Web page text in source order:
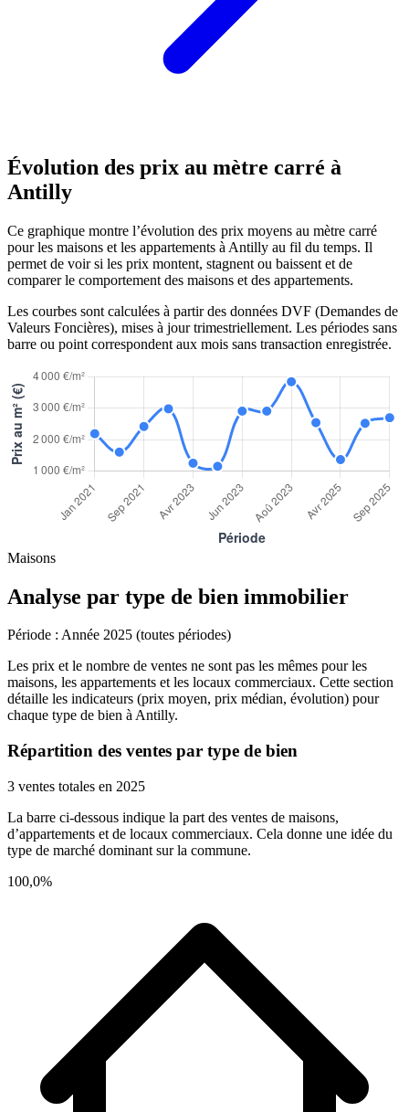
Évolution des prix au mètre carré à
Antilly
Ce graphique montre l’évolution des prix moyens au mètre carré
pour les maisons et les appartements à Antilly au fil du temps. Il
permet de voir si les prix montent, stagnent ou baissent et de
comparer le comportement des maisons et des appartements.
Les courbes sont calculées à partir des données DVF (Demandes de
Valeurs Foncières), mises à jour trimestriellement. Les périodes sans
barre ou point correspondent aux mois sans transaction enregistrée.
Maisons
Analyse par type de bien immobilier
Période : Année 2025 (toutes périodes)
Les prix et le nombre de ventes ne sont pas les mêmes pour les
maisons, les appartements et les locaux commerciaux. Cette section
détaille les indicateurs (prix moyen, prix médian, évolution) pour
chaque type de bien à Antilly.
Répartition des ventes par type de bien
3 ventes totales en 2025
La barre ci-dessous indique la part des ventes de maisons,
d’appartements et de locaux commerciaux. Cela donne une idée du
type de marché dominant sur la commune.
100,0%